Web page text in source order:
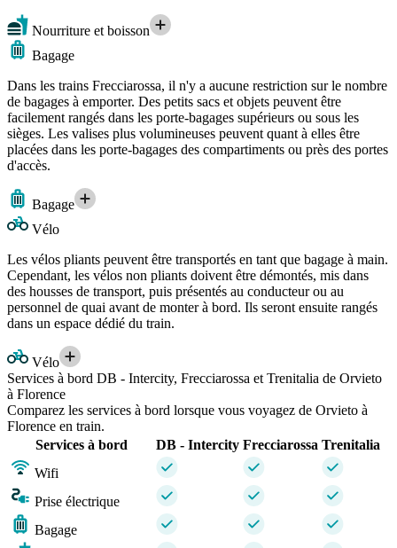
Nourriture et boisson
Bagage
Dans les trains Frecciarossa, il n'y a aucune restriction sur le nombre
de bagages à emporter. Des petits sacs et objets peuvent être
facilement rangés dans les porte-bagages supérieurs ou sous les
sièges. Les valises plus volumineuses peuvent quant à elles être
placées dans les porte-bagages des compartiments ou près des portes
d'accès.
Bagage
Vélo
Les vélos pliants peuvent être transportés en tant que bagage à main.
Cependant, les vélos non pliants doivent être démontés, mis dans
des housses de transport, puis présentés au conducteur ou au
personnel de quai avant de monter à bord. Ils seront ensuite rangés
dans un espace dédié du train.
Vélo
Services à bord DB - Intercity, Frecciarossa et Trenitalia de Orvieto
à Florence
Comparez les services à bord lorsque vous voyagez de Orvieto à
Florence en train.
Services à bord
DB - Intercity Frecciarossa Trenitalia
Wifi
Prise électrique
Bagage